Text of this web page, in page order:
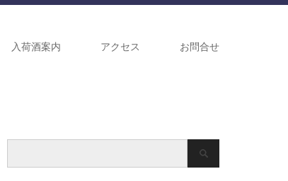
入荷酒案内 アクセス お問合せ